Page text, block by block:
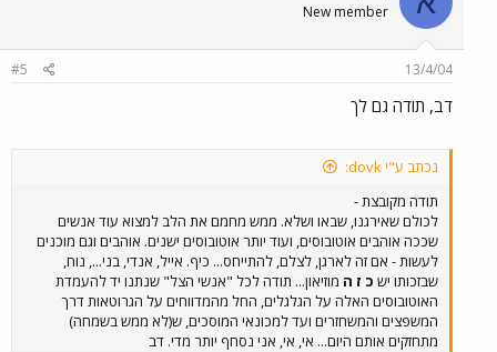
New member
13/4/04
#5
דב, תודה גם לך
נכתב ע"י dovk:
תודה מקובצת -
לכולם שאירגנו, שבאו ושלא. ממש מחמם את הלב למצוא עוד אנשים
שככה אוהבים אוטובוסים, ועוד יותר אוטובוסים ישנים. אוהבים וגם מוכנים
לעשות - אם זה לארגן, לצלם, להתייחס... כיף. אייל, אנדי, בני..., נוח,
שבזכותו יש כ ז ה מוזיאון... תודה לכל "אנשי הצל" שנתנו יד להעמדת
האוטובוסים האלה על הגלגלים, החל מהמדווחים על הגרוטאות דרך
המשפצים והמשחזרים ועד למכונאי המוסכים, ש(לא ממש בשמחה)
מתחזקים אותם היום... אי, אי, אני נסחף יותר מדי. דב